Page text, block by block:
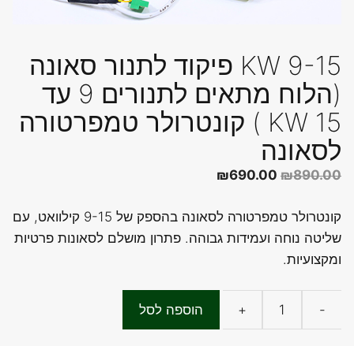
9-15 KW פיקוד לתנור סאונה
(הלוח מתאים לתנורים 9 עד
15 KW ) קונטרולר טמפרטורה
לסאונה
₪890.00
המחיר
היה:
₪890.00.
₪690.00
הוא:
₪690.00.
קונטרולר טמפרטורה לסאונה בהספק של 9-15 קילוואט, עם
שליטה נוחה ועמידות גבוהה. פתרון מושלם לסאונות פרטיות
ומקצועיות.
-
כמות
+ הוספה לסל